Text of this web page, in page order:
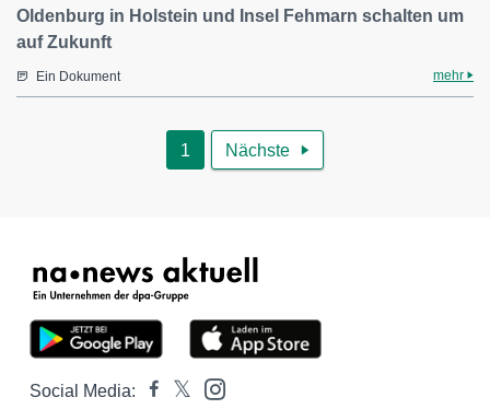
Oldenburg in Holstein und Insel Fehmarn schalten um
auf Zukunft
Ein Dokument mehr
1 Nächste 
Social Media: